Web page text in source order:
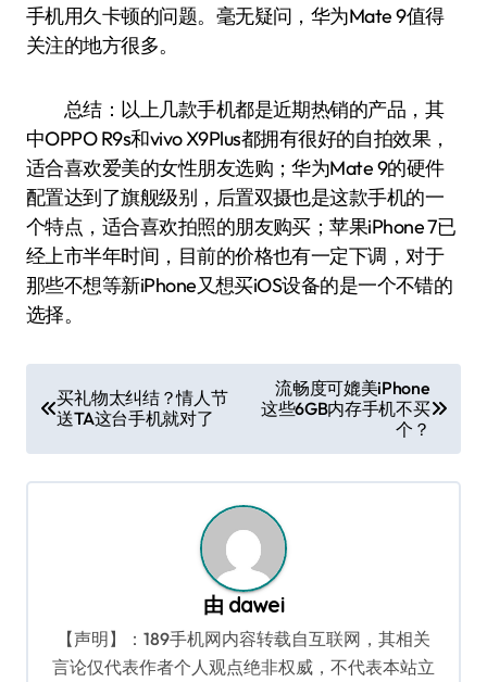
手机用久卡顿的问题。毫无疑问，华为Mate 9值得
关注的地方很多。
总结：以上几款手机都是近期热销的产品，其
中OPPO R9s和vivo X9Plus都拥有很好的自拍效果，
适合喜欢爱美的女性朋友选购；华为Mate 9的硬件
配置达到了旗舰级别，后置双摄也是这款手机的一
个特点，适合喜欢拍照的朋友购买；苹果iPhone 7已
经上市半年时间，目前的价格也有一定下调，对于
那些不想等新iPhone又想买iOS设备的是一个不错的
选择。
章
导
航
买礼物太纠结？情人节
送TA这台手机就对了
流畅度可媲美iPhone
这些6GB内存手机不买
个？
由 dawei
【声明】：189手机网内容转载自互联网，其相关
言论仅代表作者个人观点绝非权威，不代表本站立